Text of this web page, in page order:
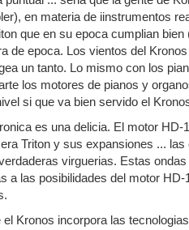
en materia de iinstrumentos
que en su epoca cumplian
de epoca. Los vientos del
un tanto. Lo mismo con los
los motores de pianos y
si que va bien servido el
es una delicia. El motor HD-
Triton y sus expansiones ...
virguerias. Estas
a las posibilidades del motor
el Kronos incorpora las